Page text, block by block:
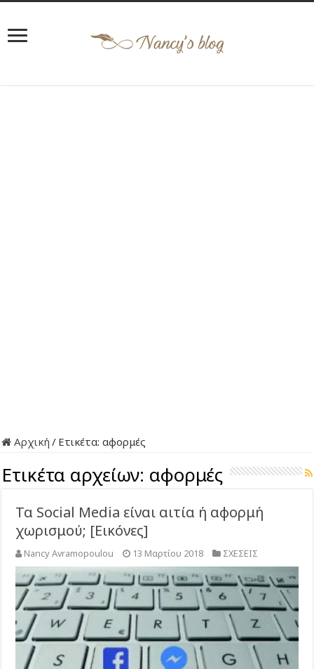
Αρχική / Ετικέτα:αφορμές
Ετικέτα αρχείων: αφορμές
Τα Social Media είναι αιτία ή αφορμή
χωρισμού; [Εικόνες]
Nancy Avramopoulou 13 Μαρτίου 2018 ΣΧΕΣΕΙΣ